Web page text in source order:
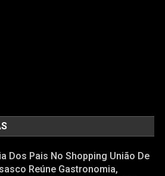
Dos Pais No Shopping União De
Reúne Gastronomia,